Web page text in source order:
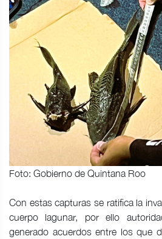
Foto: Gobierno de Quintana Roo
Con estas capturas se ratifica la
cuerpo lagunar, por ello
generado acuerdos entre los que